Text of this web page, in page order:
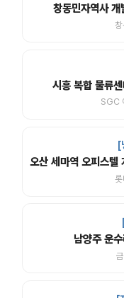
창동민자역사
시흥 복합 물류
SGC
[
남양주 운